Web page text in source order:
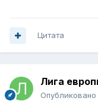
Цитата
Лига
Опубликовано